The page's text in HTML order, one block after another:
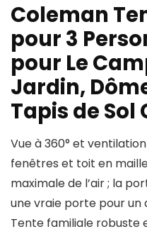
Coleman
pour 3
pour Le
Jardin,
Tapis de Sol
Vue à 360° et
fenêtres et toit en
maximale de l’air ; la
une vraie porte pour un
Tente familiale robuste